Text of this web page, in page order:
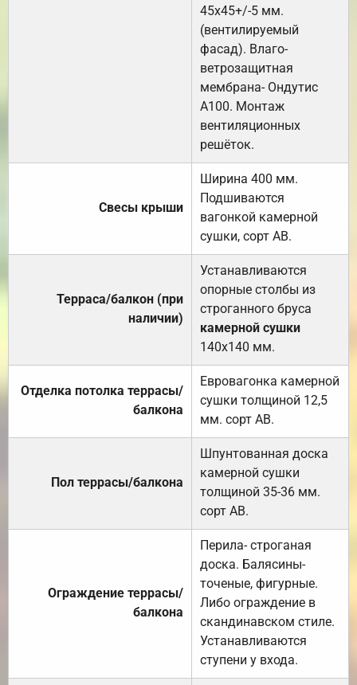
45х45+/-5 мм.
(вентилируемый
фасад). Влаго-
ветрозащитная
мембрана- Ондутис
А100. Монтаж
вентиляционных
решёток.
Свесы крыши
Ширина 400 мм.
Подшиваются
вагонкой камерной
сушки, сорт АВ.
Терраса/балкон (при
наличии)
Устанавливаются
опорные столбы из
строганного бруса
камерной сушки
140х140 мм.
Отделка потолка террасы/
балкона
Евровагонка камерной
сушки толщиной 12,5
мм. сорт АВ.
Пол террасы/балкона
Шпунтованная доска
камерной сушки
толщиной 35-36 мм.
сорт АВ.
Ограждение террасы/
балкона
Перила- строганая
доска. Балясины-
точеные, фигурные.
Либо ограждение в
скандинавском стиле.
Устанавливаются
ступени у входа.